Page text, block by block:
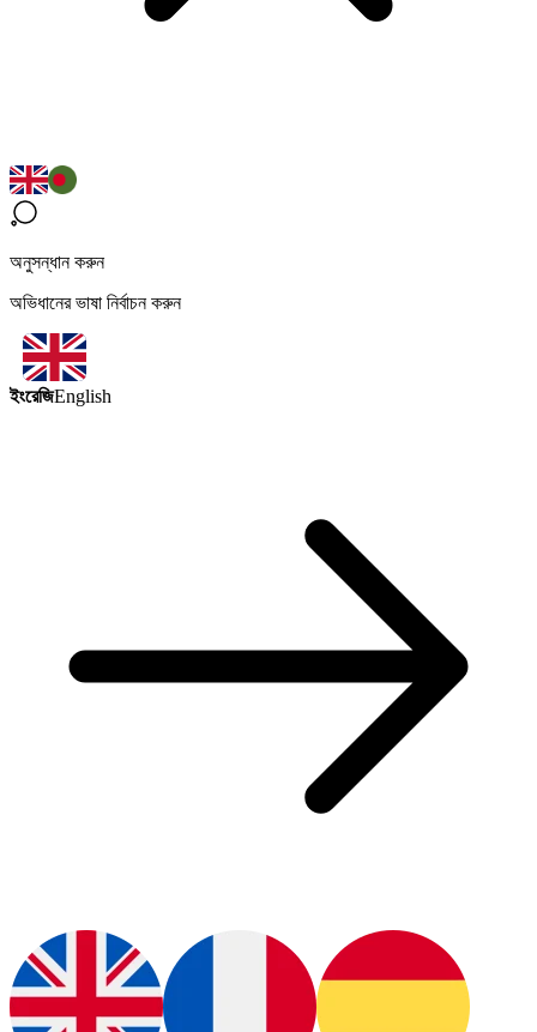
অনুসন্ধান করুন
অভিধানের ভাষা নির্বাচন করুন
ইংরেজিEnglish